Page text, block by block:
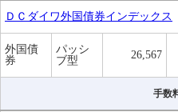
ＤＣダイワ外国債券インデックス
外国債
券
パッシ
ブ型
26,567
手数